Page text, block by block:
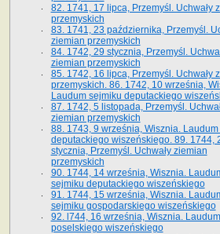
82. 1741, 17 lipca, Przemyśl. Uchwały
przemyskich
83. 1741, 23 października, Przemyśl.
ziemian przemyskich
84. 1742, 29 stycznia, Przemyśl.
ziemian przemyskich
85. 1742, 16 lipca, Przemyśl. Uchwały
przemyskich. 86. 1742, 10 września,
Laudum sejmiku deputackiego
87. 1742, 5 listopada, Przemyśl.
ziemian przemyskich
88. 1743, 9 września, Wisznia.
deputackiego wiszeńskiego. 89. 1744,
stycznia, Przemyśl. Uchwały ziemian
przemyskich
90. 1744, 14 września, Wisznia.
sejmiku deputackiego wiszeńskiego
91. 1744, 15 września, Wisznia.
sejmiku gospodarskiego wiszeńskiego
92. l744, 16 września, Wisznia.
poselskiego wiszeńskiego